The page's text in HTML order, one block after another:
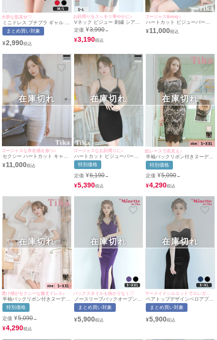
大胆な肌見せ♡
ミニドレス プチプラ ギャル タ
イト オフショル スリット セク
シー ラウンジ キャミソール 花
ストベルト 赤 黒 キャバドレス
| myMinette/マイミネット
まとめ買い対象
¥2,990
お顔周りをスッキリ華やかに♪
Vネック ビジュー 刺繍 シアー
切替 フロントジップ ノースリ
ーブ 背中魅せ タイトミニドレ
ス (Sサイズ～Lサイズ) (聖菜/キ
ャバドレス着用) [Tika/ティカ]
定価 ¥3,990→
¥3,190
ゴージャス&sexy♪
ハートカット ビジューパール
セクシー キャミソール ストレ
ッチ タイトミニドレス (Sサイ
¥11,000
ゴージャスな存在感を放つ♪
セクシー ハートカット キャミ
ソール パールストーン タイト
ミニドレス (Sサイズ～Lサイ
¥11,000
在庫切れ
ゴージャスなお顔周りに♪
ハートカット ビジューパール
セクシー キャミソール ストレ
ッチ タイトミニドレス (Sサイ
ズ～Lサイズ) (黒嵜菜々子/キャ
バドレス着用) [Tika/ティカ]
特別価格
定価 ¥6,190→
¥5,390
在庫切れ
総レースで高見え♪
半袖バックリボン付きヌーディ
ーフラワー総レース膝丈タイト
ドレス(Sサイズ～XXLサイズ)
(浦西ひかる/キャバドレス着用)
［tika]
特別価格
定価 ¥5,090→
¥4,290
在庫切れ
透け感がセクシーな膝丈ドレス♪
半袖バックリボン付きヌーディ
ーフラワー総レース膝丈タイト
ドレス(Sサイズ～XXLサイズ)
(浦西ひかる/キャバドレス着用)
［tika]
特別価格
定価 ¥5,090→
¥4,290
在庫切れ
バックスタイルも抜かりなく♡
ノースリーブバックオープンサ
イドスリットVネックプチプラ
タイトロングドレス (Sサイズ
ドレス着用)[myMinette/マイミ
まとめ買い対象
¥5,900
在庫切れ
マーメイドシルエットでエレガントに♪
ベアトップデザインベロアプチ
プラマーメイドロングドレス
(Sサイズ～XLサイズ)(せいせ
[myMinette/マイミネット]
まとめ買い対象
¥5,900
在庫切れ